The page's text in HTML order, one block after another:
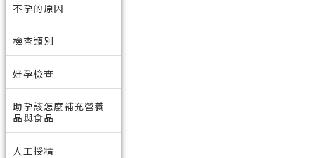
不孕的原因
檢查類別
好孕檢查
助孕該怎麼補充營養
品與食品
人工授精